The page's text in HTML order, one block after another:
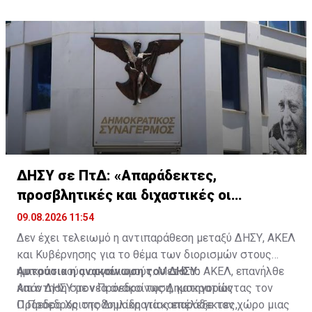
ΔΗΣΥ σε ΠτΔ: «Απαράδεκτες,
προσβλητικές και διχαστικές οι
αναφορές του»
09.08.2026 11:54
Δεν έχει τελειωμό η αντιπαράθεση μεταξύ ΔΗΣΥ, ΑΚΕΛ
και Κυβέρνησης για το θέμα των διορισμών στους
ημικρατικούς οργανισμούς. Μετά το ΑΚΕΛ, επανήλθε
και ο ΔΗΣΥ με νέα ανακοίνωση, κατηγορώντας τον
Πρόεδρο Χριστοδουλίδη για «απαράδεκτες,
Αυτούσια η ανακοίνωση του ΔΗΣΥ:
Απάντηση στον Πρόεδρο της Δημοκρατίας
Ο Πρόεδρος της Δημοκρατίας επέλεξε τον χώρο μιας